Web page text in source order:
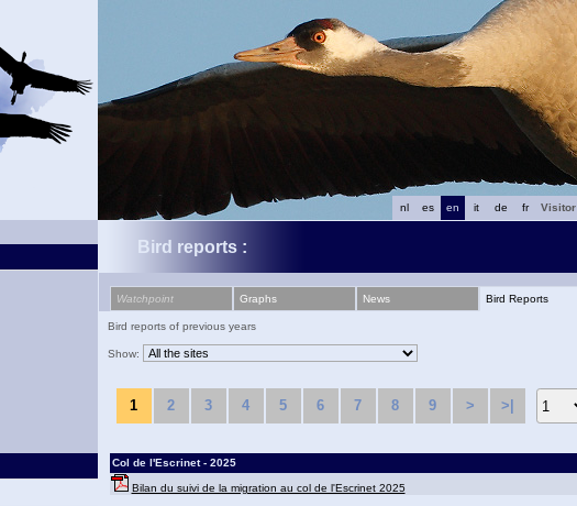
fr
de
it
en
es
nl
Visitor
Bird reports :
Watchpoint Graphs News Bird Reports
Bird reports of previous years
Show:
1 2 3 4 5 6 7 8 9 > >|
Col de l'Escrinet - 2025
Bilan du suivi de la migration au col de l'Escrinet 2025